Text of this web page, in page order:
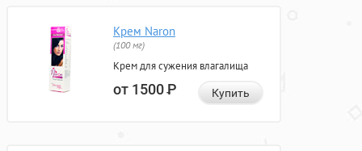
Крем Naron
(100 мг)
Крем для сужения влагалища
от 1500Р Купить